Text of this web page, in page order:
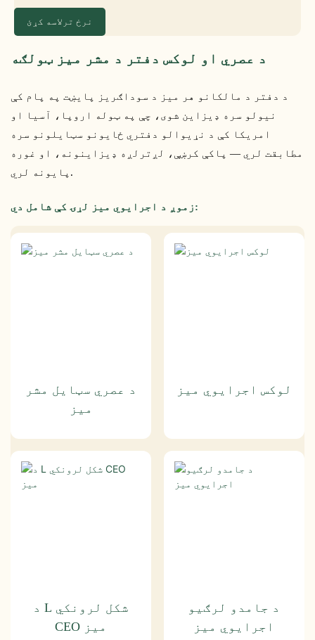
نرخ ترلاسه کړئ
د عصري او لوکس دفتر د مشر میز ټولګه
د دفتر د مالکانو هر میز د سوداګریز پایښت په پام کې
نیولو سره ډیزاین شوی، چې په ټوله اروپا، آسیا او
امریکا کې د نړیوالو دفتري ځایونو سټایلونو سره
مطابقت لري — پاکې کرښې، لږترلږه ډیزاینونه، او غوره
پایونه لري.
زموږ د اجرایوي میز لړۍ کې شامل دي:
د عصري سټایل مشر
میز
لوکس اجرایوي میز
د L شکل لرونکي
CEO میز
د جامدو لرګیو
اجرایوي میز